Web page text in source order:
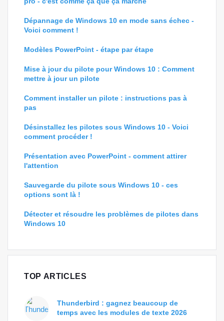
Dépannage de Windows 10 en mode sans échec -
Voici comment !
Modèles PowerPoint - étape par étape
Mise à jour du pilote pour Windows 10 : Comment
mettre à jour un pilote
Comment installer un pilote : instructions pas à
pas
Désinstallez les pilotes sous Windows 10 - Voici
comment procéder !
Présentation avec PowerPoint - comment attirer
l'attention
Sauvegarde du pilote sous Windows 10 - ces
options sont là !
Détecter et résoudre les problèmes de pilotes dans
Windows 10
TOP ARTICLES
Thunderbird : gagnez beaucoup de
temps avec les modules de texte 2026